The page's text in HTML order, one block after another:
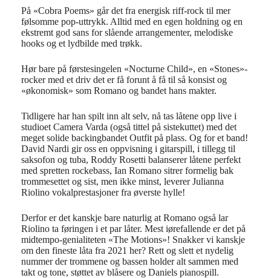
På «Cobra Poems» går det fra energisk riff-rock til mer
følsomme pop-uttrykk. Alltid med en egen holdning og en
ekstremt god sans for slående arrangementer, melodiske
hooks og et lydbilde med trøkk.
Hør bare på førstesingelen «Nocturne Child», en «Stones»-
rocker med et driv det er få forunt å få til så konsist og
«økonomisk» som Romano og bandet hans makter.
Tidligere har han spilt inn alt selv, nå tas låtene opp live i
studioet Camera Varda (også tittel på sistekuttet) med det
meget solide backingbandet Outfit på plass. Og for et band!
David Nardi gir oss en oppvisning i gitarspill, i tillegg til
saksofon og tuba, Roddy Rosetti balanserer låtene perfekt
med spretten rockebass, Ian Romano sitrerformelig bak
trommesettet og sist, men ikke minst, levererJulianna
Riolino vokalprestasjoner fra øverste hylle!
Derfor er det kanskje bare naturlig at Romano også lar
Riolino ta føringen i et par låter. Mest iørefallende er det på
midtempo-genialiteten «The Motions»! Snakker vi kanskje
om den fineste låta fra 2021 her? Rett og slett et nydelig
nummerder trommene og bassen holder alt sammen med
takt og tone, støttet av blåsere og Daniels pianospill.